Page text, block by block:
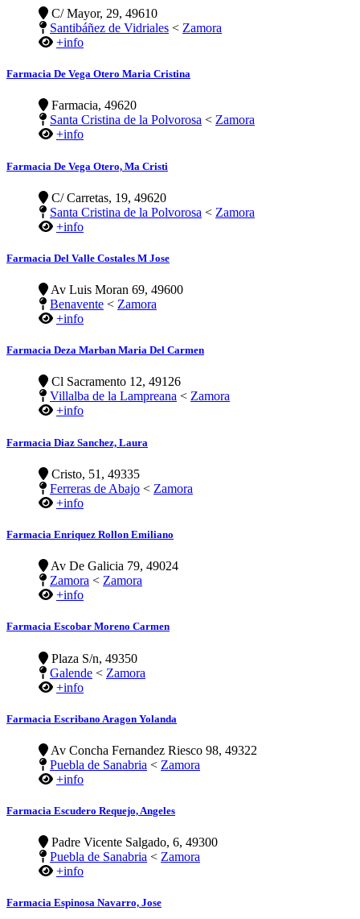
C/ Mayor, 29, 49610
Santibáñez de Vidriales < Zamora
+info
Farmacia De Vega Otero Maria Cristina
Farmacia, 49620
Santa Cristina de la Polvorosa < Zamora
+info
Farmacia De Vega Otero, Ma Cristi
C/ Carretas, 19, 49620
Santa Cristina de la Polvorosa < Zamora
+info
Farmacia Del Valle Costales M Jose
Av Luis Moran 69, 49600
Benavente < Zamora
+info
Farmacia Deza Marban Maria Del Carmen
Cl Sacramento 12, 49126
Villalba de la Lampreana < Zamora
+info
Farmacia Diaz Sanchez, Laura
Cristo, 51, 49335
Ferreras de Abajo < Zamora
+info
Farmacia Enriquez Rollon Emiliano
Av De Galicia 79, 49024
Zamora < Zamora
+info
Farmacia Escobar Moreno Carmen
Plaza S/n, 49350
Galende < Zamora
+info
Farmacia Escribano Aragon Yolanda
Av Concha Fernandez Riesco 98, 49322
Puebla de Sanabria < Zamora
+info
Farmacia Escudero Requejo, Angeles
Padre Vicente Salgado, 6, 49300
Puebla de Sanabria < Zamora
+info
Farmacia Espinosa Navarro, Jose